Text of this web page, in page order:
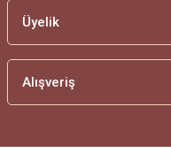
Üyelik
Alışveriş